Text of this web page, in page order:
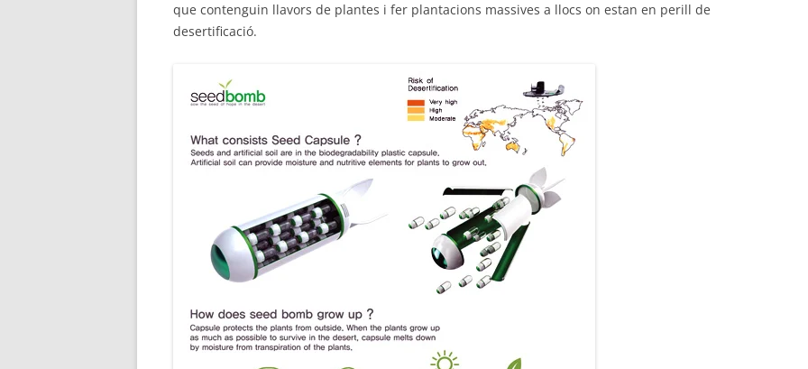
que contenguin llavors de plantes i fer plantacions massives a llocs on estan en perill de
desertificació.